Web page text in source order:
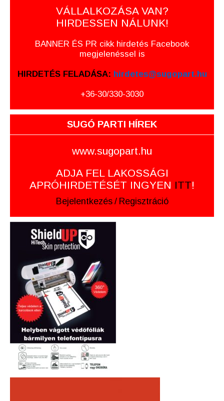
VÁLLALKOZÁSA VAN?
HIRDESSEN NÁLUNK!
BANNER ÉS PR cikk hirdetés Facebook
megjelenéssel is
HIRDETÉS FELADÁSA: hirdetes@sugopart.hu
+36-30/330-3030
SUGÓ PARTI HÍREK
www.sugopart.hu
ADJA FEL LAKOSSÁGI
APRÓHIRDETÉSÉT INGYEN ITT!
Bejelentkezés / Regisztráció